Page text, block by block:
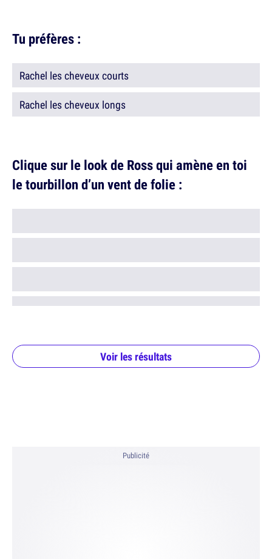
Tu préfères :
Rachel les cheveux courts
Rachel les cheveux longs
Clique sur le look de Ross qui amène en toi
le tourbillon d’un vent de folie :
Voir les résultats
Publicité